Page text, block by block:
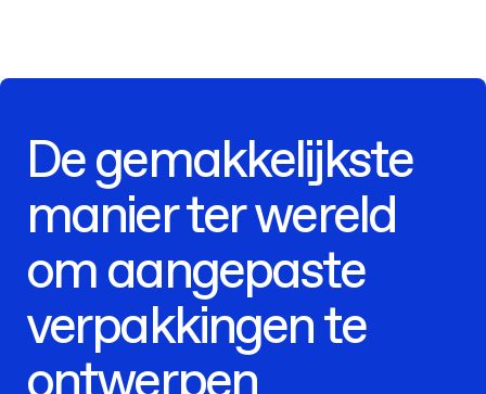
De gemakkelijkste
manier ter wereld
om aangepaste
verpakkingen te